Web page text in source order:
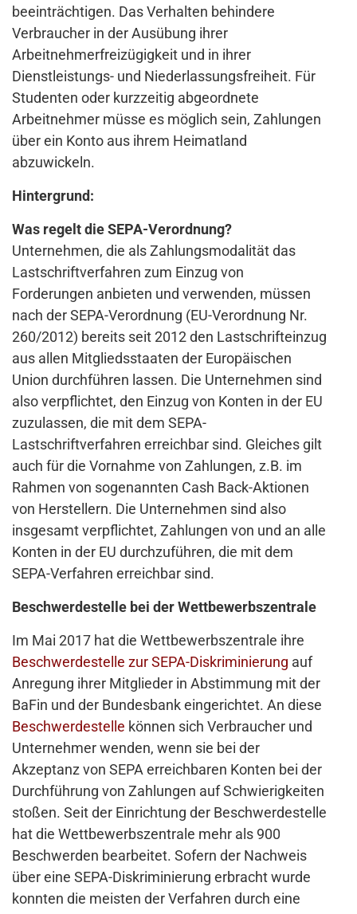
beeinträchtigen. Das Verhalten behindere
Verbraucher in der Ausübung ihrer
Arbeitnehmerfreizügigkeit und in ihrer
Dienstleistungs- und Niederlassungsfreiheit. Für
Studenten oder kurzzeitig abgeordnete
Arbeitnehmer müsse es möglich sein, Zahlungen
über ein Konto aus ihrem Heimatland
abzuwickeln.
Hintergrund:
Was regelt die SEPA-Verordnung?
Unternehmen, die als Zahlungsmodalität das
Lastschriftverfahren zum Einzug von
Forderungen anbieten und verwenden, müssen
nach der SEPA-Verordnung (EU-Verordnung Nr.
260/2012) bereits seit 2012 den Lastschrifteinzug
aus allen Mitgliedsstaaten der Europäischen
Union durchführen lassen. Die Unternehmen sind
also verpflichtet, den Einzug von Konten in der EU
zuzulassen, die mit dem SEPA-
Lastschriftverfahren erreichbar sind. Gleiches gilt
auch für die Vornahme von Zahlungen, z.B. im
Rahmen von sogenannten Cash Back-Aktionen
von Herstellern. Die Unternehmen sind also
insgesamt verpflichtet, Zahlungen von und an alle
Konten in der EU durchzuführen, die mit dem
SEPA-Verfahren erreichbar sind.
Beschwerdestelle bei der Wettbewerbszentrale
Im Mai 2017 hat die Wettbewerbszentrale ihre
Beschwerdestelle zur SEPA-Diskriminierung auf
Anregung ihrer Mitglieder in Abstimmung mit der
BaFin und der Bundesbank eingerichtet. An diese
Beschwerdestelle können sich Verbraucher und
Unternehmer wenden, wenn sie bei der
Akzeptanz von SEPA erreichbaren Konten bei der
Durchführung von Zahlungen auf Schwierigkeiten
stoßen. Seit der Einrichtung der Beschwerdestelle
hat die Wettbewerbszentrale mehr als 900
Beschwerden bearbeitet. Sofern der Nachweis
über eine SEPA-Diskriminierung erbracht wurde
konnten die meisten der Verfahren durch eine